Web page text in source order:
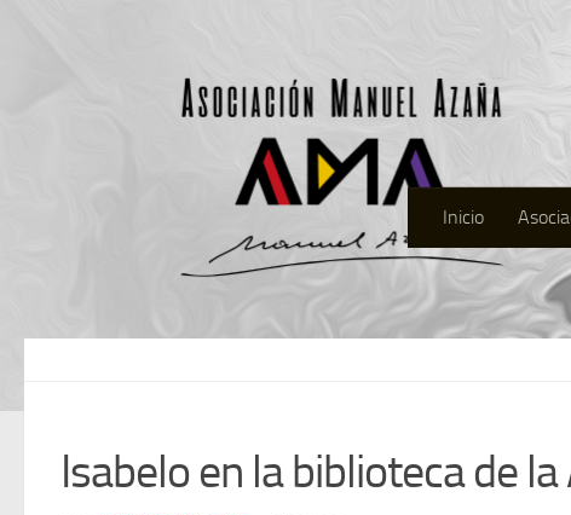
Inicio
Isabelo en la biblioteca de